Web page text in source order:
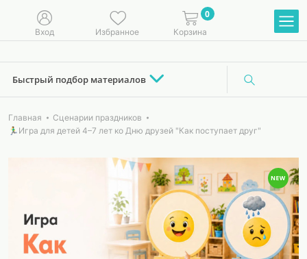
Вход Избранное
0
Корзина
Быстрый подбор материалов
Главная
Сценарии праздников
🏃‍♂Игра для детей 4–7 лет ко Дню друзей "Как поступает друг"